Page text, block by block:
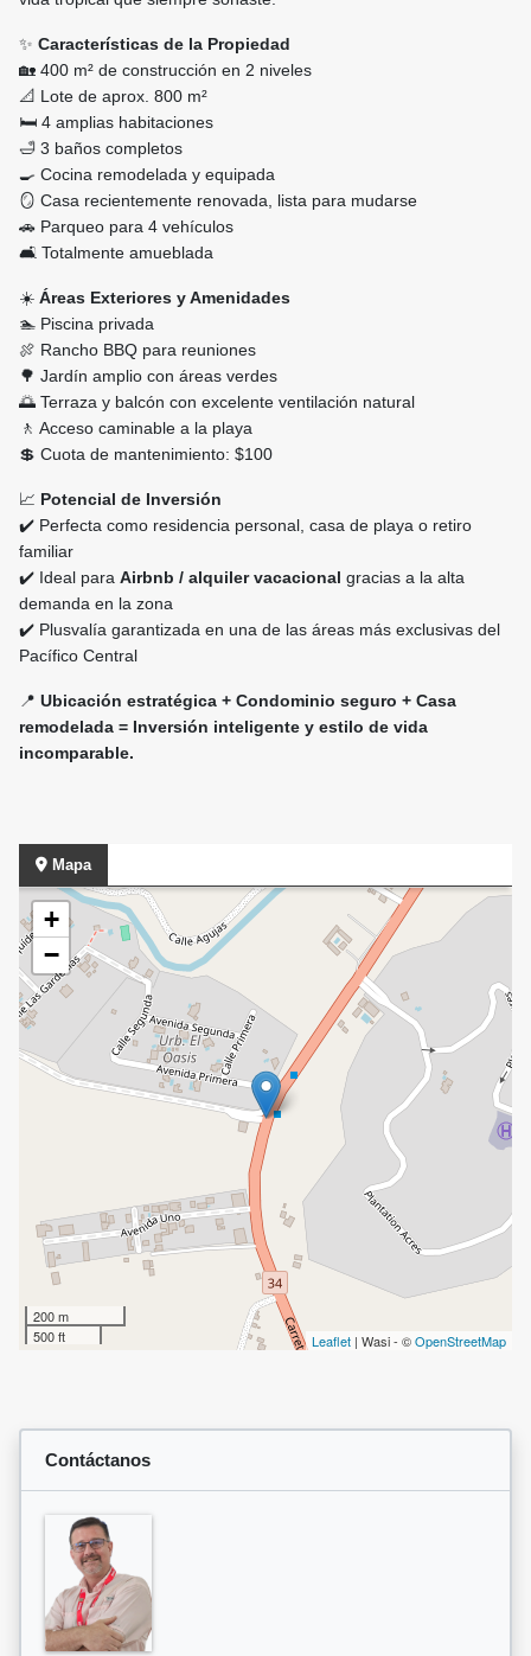
✨ Características de la Propiedad
🏡 400 m² de construcción en 2 niveles
📐 Lote de aprox. 800 m²
🛏️ 4 amplias habitaciones
🛁 3 baños completos
🍳 Cocina remodelada y equipada
🪞 Casa recientemente renovada, lista para mudarse
🚗 Parqueo para 4 vehículos
🛋️ Totalmente amueblada
☀️ Áreas Exteriores y Amenidades
🏊 Piscina privada
🍖 Rancho BBQ para reuniones
🌳 Jardín amplio con áreas verdes
🌅 Terraza y balcón con excelente ventilación natural
🚶 Acceso caminable a la playa
💲 Cuota de mantenimiento: $100
📈 Potencial de Inversión
✔️ Perfecta como residencia personal, casa de playa o retiro
familiar
✔️ Ideal para Airbnb / alquiler vacacional gracias a la alta
demanda en la zona
✔️ Plusvalía garantizada en una de las áreas más exclusivas del
Pacífico Central
📍 Ubicación estratégica + Condominio seguro + Casa
remodelada = Inversión inteligente y estilo de vida
incomparable.
Mapa
+
−
200 m
500 ft
Leaflet | Wasi - ©OpenStreetMap
Contáctanos